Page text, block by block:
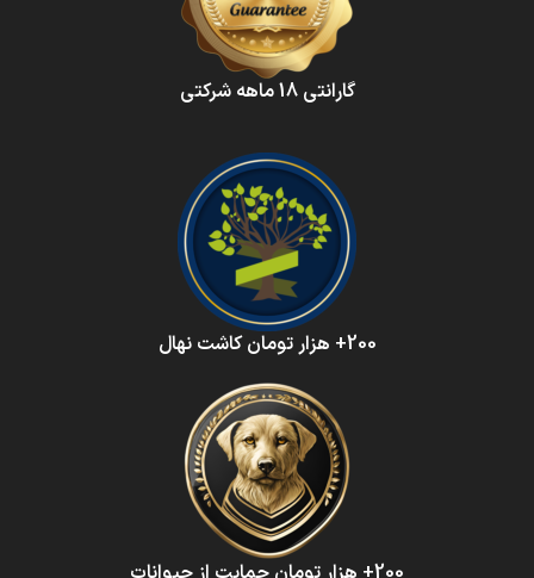
گارانتی 18 ماهه شرکتی
200+ هزار تومان کاشت نهال